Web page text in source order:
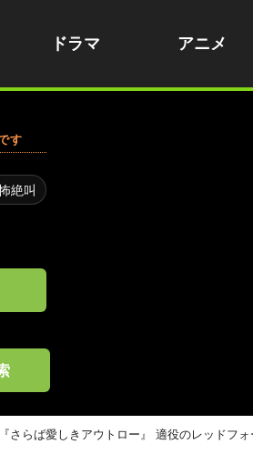
ドラマ アニメ
す
絶叫
さらば愛しきアウトロー』 適役のレッドフ